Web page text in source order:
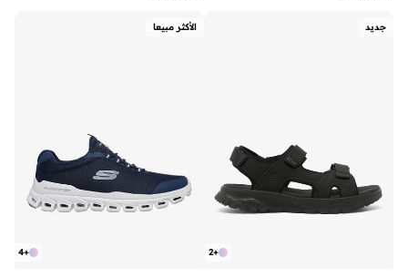
جديد
+
2
الأكثر مبيعا
+
4